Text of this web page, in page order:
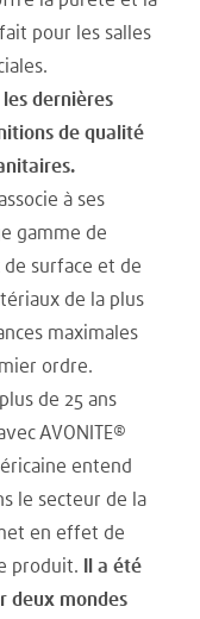
pour les salles
dernières
de qualité
à ses
gamme de
surface et de
de la plus
maximales
ordre.
de 25 ans
AVONITE®
entend
le secteur de la
en effet de
produit. Il a été
deux mondes